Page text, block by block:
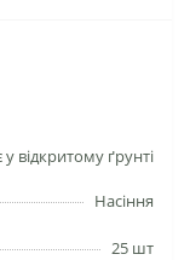
відкритому ґрунті
Насіння
25 шт